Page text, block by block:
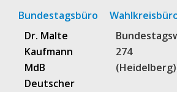
Bundestagsbüro
Dr. Malte
Kaufmann
MdB
Deutscher
274